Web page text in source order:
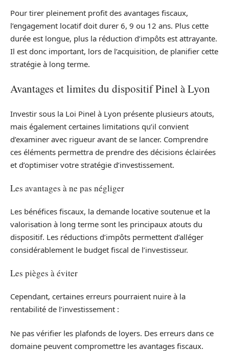
Pour tirer pleinement profit des avantages fiscaux,
l’engagement locatif doit durer 6, 9 ou 12 ans. Plus cette
durée est longue, plus la réduction d’impôts est attrayante.
Il est donc important, lors de l’acquisition, de planifier cette
stratégie à long terme.
Avantages et limites du dispositif Pinel à Lyon
Investir sous la Loi Pinel à Lyon présente plusieurs atouts,
mais également certaines limitations qu’il convient
d’examiner avec rigueur avant de se lancer. Comprendre
ces éléments permettra de prendre des décisions éclairées
et d’optimiser votre stratégie d’investissement.
Les avantages à ne pas négliger
Les bénéfices fiscaux, la demande locative soutenue et la
valorisation à long terme sont les principaux atouts du
dispositif. Les réductions d’impôts permettent d’alléger
considérablement le budget fiscal de l’investisseur.
Les pièges à éviter
Cependant, certaines erreurs pourraient nuire à la
rentabilité de l’investissement :
Ne pas vérifier les plafonds de loyers. Des erreurs dans ce
domaine peuvent compromettre les avantages fiscaux.